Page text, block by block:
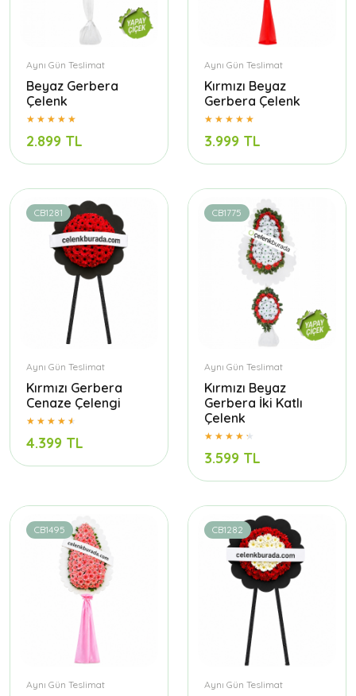
Aynı Gün Teslimat
Beyaz Gerbera
Çelenk
2.899 TL
Aynı Gün Teslimat
Kırmızı Beyaz
Gerbera Çelenk
3.999 TL
CB1281
Aynı Gün Teslimat
Kırmızı Gerbera
Cenaze Çelengi
4.399 TL
CB1775
Aynı Gün Teslimat
Kırmızı Beyaz
Gerbera İki Katlı
Çelenk
3.599 TL
CB1495
Aynı Gün Teslimat
CB1282
Aynı Gün Teslimat